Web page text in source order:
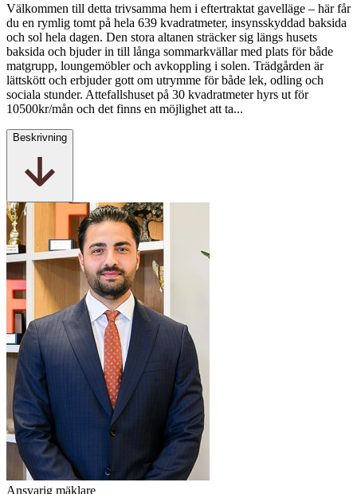
Välkommen till detta trivsamma hem i eftertraktat gavelläge – här får
du en rymlig tomt på hela 639 kvadratmeter, insynsskyddad baksida
och sol hela dagen. Den stora altanen sträcker sig längs husets
baksida och bjuder in till långa sommarkvällar med plats för både
matgrupp, loungemöbler och avkoppling i solen. Trädgården är
lättskött och erbjuder gott om utrymme för både lek, odling och
sociala stunder. Attefallshuset på 30 kvadratmeter hyrs ut för
10500kr/mån och det finns en möjlighet att ta...
Beskrivning
Ansvarig mäklare